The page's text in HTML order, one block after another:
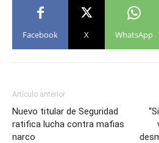
Facebook X WhatsApp
Artículo anterior
Nuevo titular de Seguridad
ratifica lucha contra mafias
narco